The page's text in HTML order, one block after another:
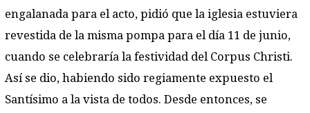
engalanada para el acto, pidió que la iglesia estuviera
revestida de la misma pompa para el día 11 de junio,
cuando se celebraría la festividad del Corpus Christi.
Así se dio, habiendo sido regiamente expuesto el
Santísimo a la vista de todos. Desde entonces, se